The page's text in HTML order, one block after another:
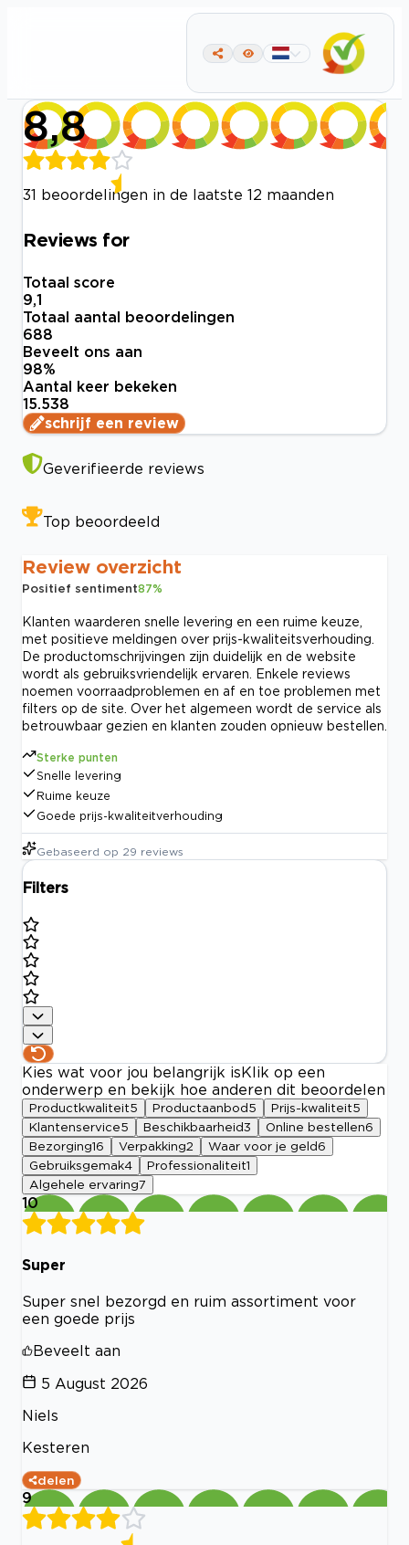
8,8
31 beoordelingen in de laatste 12 maanden
Reviews for
Totaal score
9,1
Totaal aantal beoordelingen
688
Beveelt ons aan
98%
Aantal keer bekeken
15.538
schrijf een review
Geverifieerde reviews
Top beoordeeld
Review overzicht
Positief sentiment87%
Klanten waarderen snelle levering en een ruime keuze,
met positieve meldingen over prijs-kwaliteitsverhouding.
De productomschrijvingen zijn duidelijk en de website
wordt als gebruiksvriendelijk ervaren. Enkele reviews
noemen voorraadproblemen en af en toe problemen met
filters op de site. Over het algemeen wordt de service als
betrouwbaar gezien en klanten zouden opnieuw bestellen.
Sterke punten
Snelle levering
Ruime keuze
Goede prijs-kwaliteitverhouding
Gebaseerd op 29 reviews
Filters
Kies wat voor jou belangrijk is Klik op een
onderwerp en bekijk hoe anderen dit beoordelen
Productkwaliteit5 Productaanbod 5 Prijs-kwaliteit5
Klantenservice5 Beschikbaarheid3 Online bestellen6
Bezorging16 Verpakking2 Waar voor je geld 6
Gebruiksgemak4 Professionaliteit1
Algehele ervaring7
10
Super
Super snel bezorgd en ruim assortiment voor
een goede prijs
Beveelt aan
5 August 2026
Niels
Kesteren
delen
9